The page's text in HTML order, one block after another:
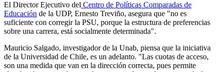
El Director Ejecutivo del Centro de Políticas Comparadas de
Educación de la UDP, Ernesto Treviño, asegura que "no es
suficiente con corregir la PSU, porque la estructura de preferencias
sobre una carrera, está socialmente determinada".
Mauricio Salgado, investigador de la Unab, piensa que la iniciativa
de la Universidad de Chile, es un adelanto. "Las cuotas de acceso,
son una medida que van en la dirección correcta, pues permite